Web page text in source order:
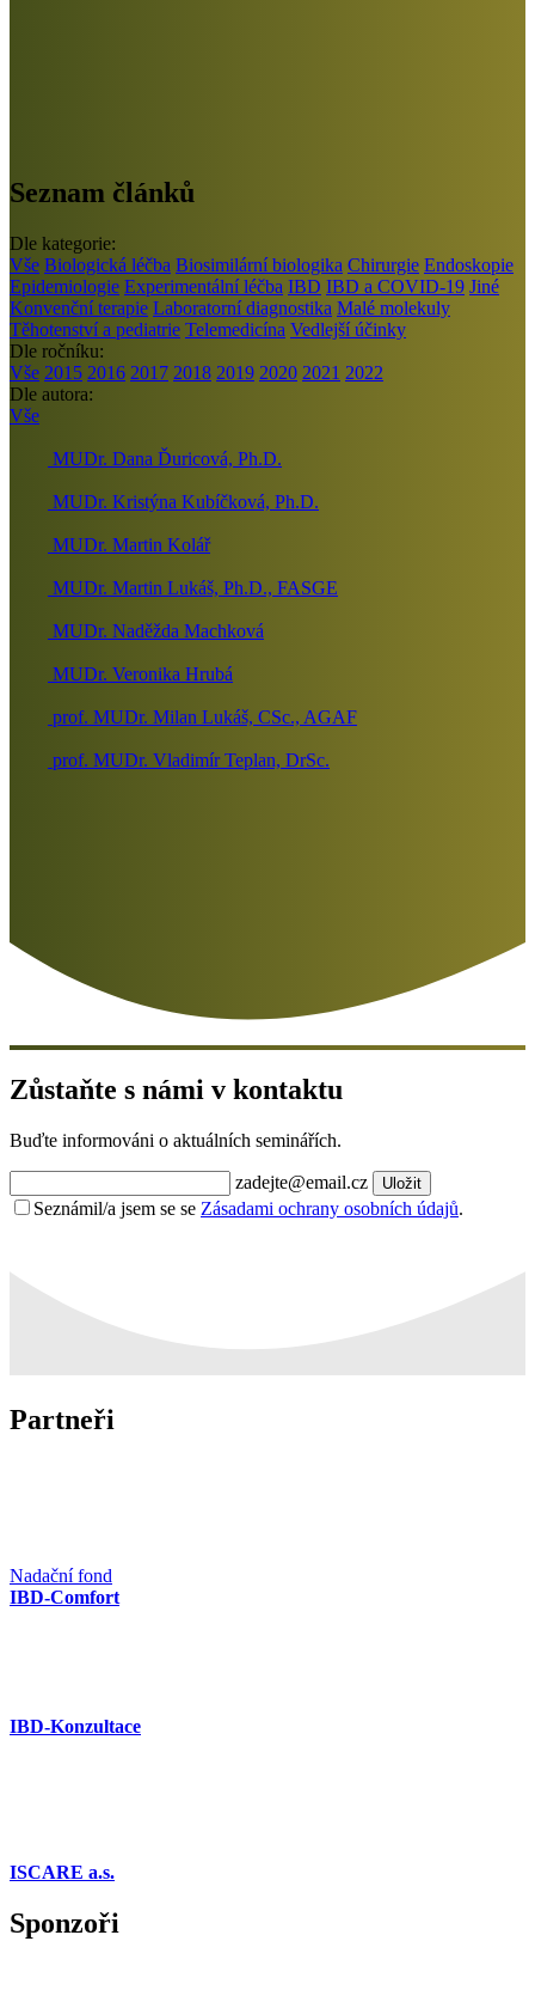
Seznam článků
Dle kategorie:
Vše Biologická léčba Biosimilární biologika Chirurgie Endoskopie
Epidemiologie Experimentální léčba IBD IBD a COVID-19 Jiné
Konvenční terapie Laboratorní diagnostika Malé molekuly
Těhotenství a pediatrie Telemedicína Vedlejší účinky
Dle ročníku:
Vše 2015 2016 2017 2018 2019 2020 2021 2022
Dle autora:
Vše
MUDr. Dana Ďuricová, Ph.D.
MUDr. Kristýna Kubíčková, Ph.D.
MUDr. Martin Kolář
MUDr. Martin Lukáš, Ph.D., FASGE
MUDr. Naděžda Machková
MUDr. Veronika Hrubá
prof. MUDr. Milan Lukáš, CSc., AGAF
prof. MUDr. Vladimír Teplan, DrSc.
Zůstaňte s námi v kontaktu
Buďte informováni o aktuálních seminářích.
zadejte@email.cz Uložit
Seznámil/a jsem se se Zásadami ochrany osobních údajů.
Partneři
Nadační fond
IBD-Comfort
IBD-Konzultace
ISCARE a.s.
Sponzoři